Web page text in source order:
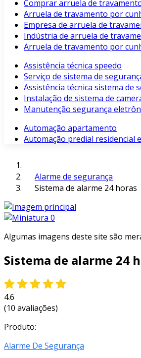
Comprar arruela de
Arruela de travamento por
Empresa de arruela de
Indústria de arruela de
Arruela de travamento por
Assistência técnica speedo
Serviço de sistema de
Assistência técnica sistema de
Instalação de sistema de
Manutenção segurança
Automação apartamento
Automação predial residencial
Alarme de segurança
Sistema de alarme 24 horas
Algumas imagens deste site são
Sistema de alarme 24
4.6
(10 avaliações)
Produto:
Alarme De Segurança